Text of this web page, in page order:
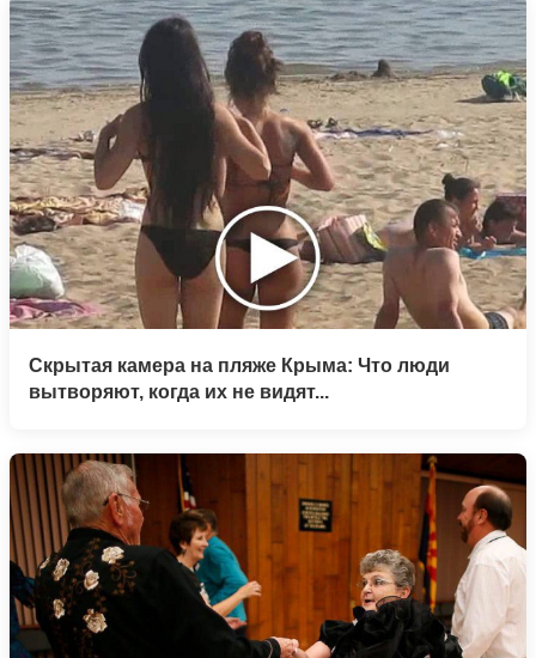
Скрытая камера на пляже Крыма: Что люди
вытворяют, когда их не видят...